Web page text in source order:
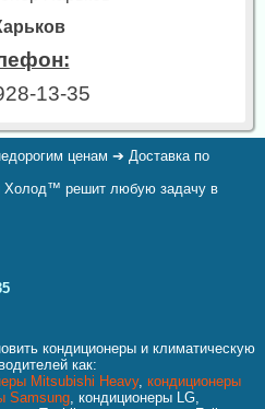
13-35
ценам ➔ Доставка по
Холод™ решит любую задачу в
кондиционеры и климатическую
как:
Mitsubishi Heavy, кондиционеры
Samsung, кондиционеры LG,